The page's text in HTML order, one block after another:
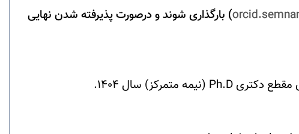
) بارگذاری شوند و درصورت پذیرفته شدن نهایی
Ph.D (نیمه متمرکز) سال 1404.